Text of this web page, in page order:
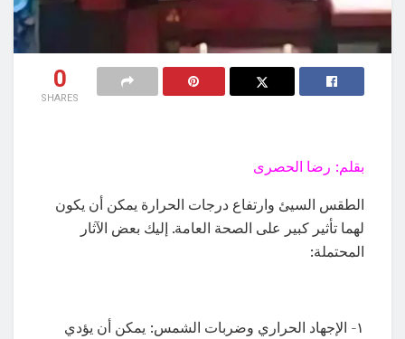
0
SHARES
بقلم: رضا الحصرى
الطقس السيئ وارتفاع درجات الحرارة يمكن أن يكون
لهما تأثير كبير على الصحة العامة. إليك بعض الآثار
المحتملة:
١- الإجهاد الحراري وضربات الشمس: يمكن أن يؤدي